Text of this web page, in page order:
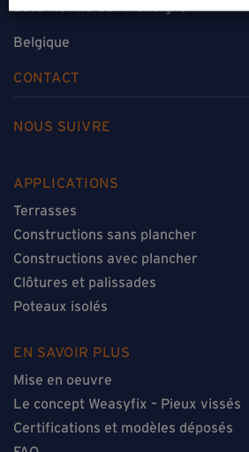
Belgique
CONTACT
NOUS SUIVRE
APPLICATIONS
Terrasses
Constructions sans plancher
Constructions avec plancher
Clôtures et palissades
Poteaux isolés
EN SAVOIR PLUS
Mise en oeuvre
Le concept Weasyfix – Pieux vissés
Certifications et modèles déposés